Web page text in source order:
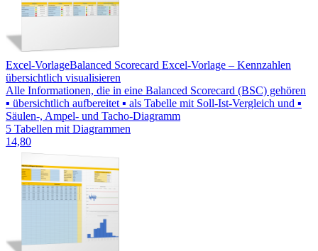
Excel-VorlageBalanced Scorecard Excel-Vorlage – Kennzahlen
übersichtlich visualisieren
Alle Informationen, die in eine Balanced Scorecard (BSC) gehören
▪ übersichtlich aufbereitet ▪ als Tabelle mit Soll-Ist-Vergleich und ▪
Säulen-, Ampel- und Tacho-Diagramm
5 Tabellen mit Diagrammen
14,80